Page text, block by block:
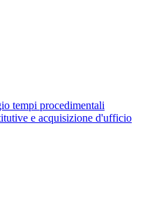
tempi procedimentali
e acquisizione d'ufficio